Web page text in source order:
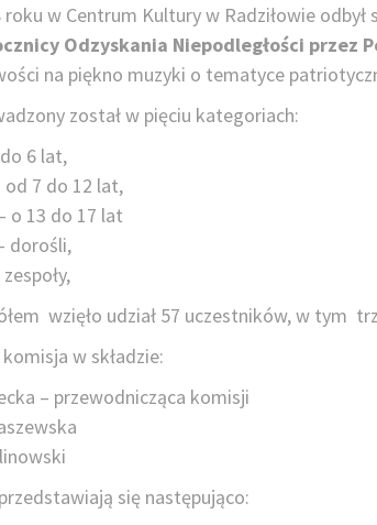
w Centrum Kultury w Radziłowie odbył
Odzyskania Niepodległości przez
na piękno muzyki o tematyce
został w pięciu kategoriach:
6 lat,
7 do 12 lat,
o 13 do 17 lat
dorośli,
wzięło udział 57 uczestników, w tym
w składzie:
– przewodnicząca komisji
się następująco: